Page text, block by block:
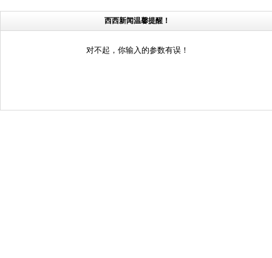
西西新闻温馨提醒！
对不起，你输入的参数有误！